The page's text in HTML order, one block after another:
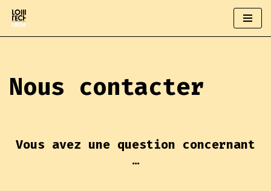
Nous contacter
Vous avez une question concernant
…